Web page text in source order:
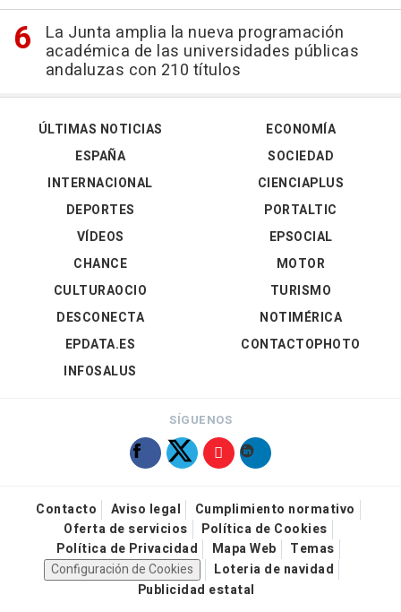
La Junta amplia la nueva programación
académica de las universidades públicas
andaluzas con 210 títulos
ÚLTIMAS NOTICIAS
ESPAÑA
INTERNACIONAL
DEPORTES
VÍDEOS
ECONOMÍA
SOCIEDAD
CIENCIAPLUS
PORTALTIC
EPSOCIAL
CHANCE
CULTURAOCIO
DESCONECTA
EPDATA.ES
INFOSALUS
MOTOR
TURISMO
NOTIMÉRICA
CONTACTOPHOTO
SÍGUENOS
Contacto Aviso legal
Cumplimiento normativo
Oferta de servicios
Política de Cookies
Política de Privacidad
Mapa Web
Temas
Configuración de Cookies
Loteria de navidad
Publicidad estatal